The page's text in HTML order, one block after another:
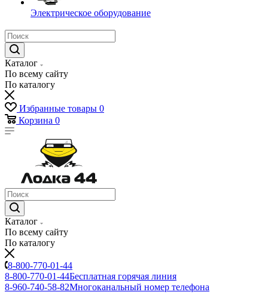
Электрическое оборудование
Каталог
По всему сайту
По каталогу
Избранные товары 0
Корзина 0
Каталог
По всему сайту
По каталогу
8-800-770-01-44
8-800-770-01-44Бесплатная горячая линия
8-960-740-58-82Многоканальный номер телефона